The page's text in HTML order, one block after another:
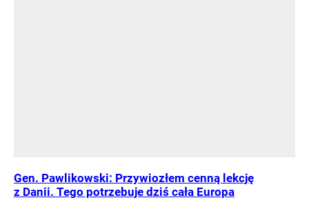
Gen. Pawlikowski: Przywiozłem cenną lekcję
z Danii. Tego potrzebuje dziś cała Europa